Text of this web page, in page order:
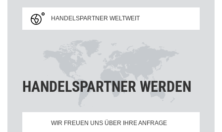
HANDELSPARTNER WELTWEIT
HANDELSPARTNER WERDEN
WIR FREUEN UNS ÜBER IHRE ANFRAGE